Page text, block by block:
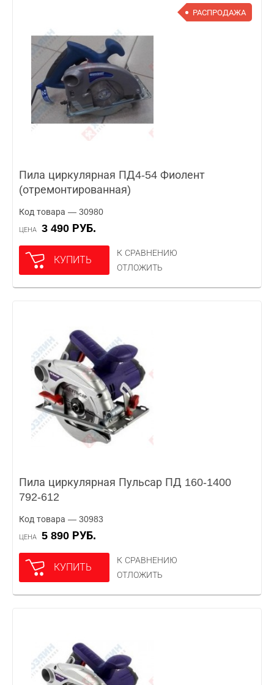
РАСПРОДАЖА
Пила циркулярная ПД4-54 Фиолент
(отремонтированная)
Код товара — 30980
ЦЕНА 3 490 РУБ.
КУПИТЬ
К СРАВНЕНИЮ
ОТЛОЖИТЬ
Пила циркулярная Пульсар ПД 160-1400
792-612
Код товара — 30983
ЦЕНА 5 890 РУБ.
КУПИТЬ
К СРАВНЕНИЮ
ОТЛОЖИТЬ